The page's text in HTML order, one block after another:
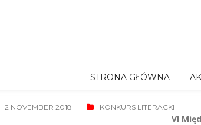
STRONA GŁÓWNA
2 NOVEMBER 2018 KONKURS LITERACKI
VI